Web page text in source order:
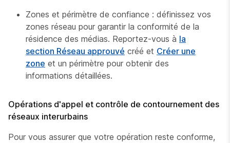
Zones et périmètre de confiance : définissez vos
zones réseau pour garantir la conformité de la
résidence des médias. Reportez-vous à la
section Réseau approuvé créé et Créer une
zone et un périmètre pour obtenir des
informations détaillées.
Opérations d'appel et contrôle de contournement des
réseaux interurbains
Pour vous assurer que votre opération reste conforme,